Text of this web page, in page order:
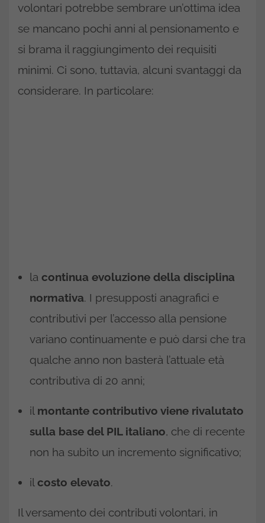
volontari potrebbe sembrare un’ottima idea
se mancano pochi anni al pensionamento e
si brama il raggiungimento dei requisiti
minimi. Ci sono, tuttavia, alcuni svantaggi da
considerare. In particolare:
la continua evoluzione della disciplina
normativa. I presupposti anagrafici e
contributivi per l’accesso alla pensione
variano continuamente e può darsi che tra
qualche anno non basterà l’attuale età
contributiva di 20 anni;
il montante contributivo viene rivalutato
sulla base del PIL italiano, che di recente
non ha subito un incremento significativo;
il costo elevato.
Il versamento dei contributi volontari, in